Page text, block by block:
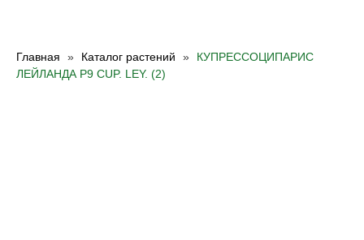
Главная Каталог растений
КУПРЕССОЦИПАРИС
ЛЕЙЛАНДА Р9 CUP. LEY. (2)